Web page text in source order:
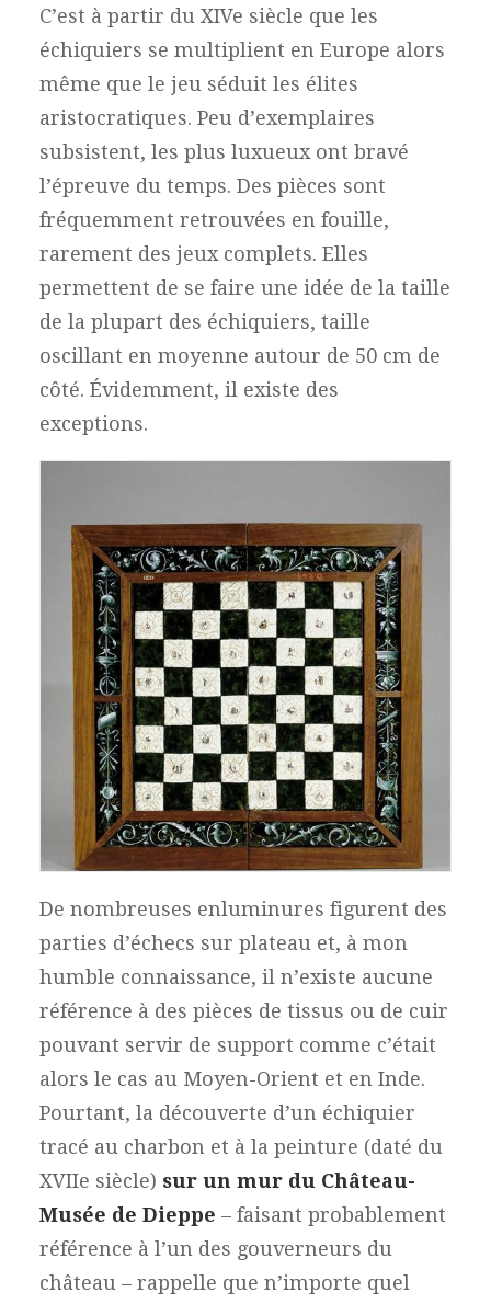
C’est à partir du XIVe siècle que les
échiquiers se multiplient en Europe alors
même que le jeu séduit les élites
aristocratiques. Peu d’exemplaires
subsistent, les plus luxueux ont bravé
l’épreuve du temps. Des pièces sont
fréquemment retrouvées en fouille,
rarement des jeux complets. Elles
permettent de se faire une idée de la taille
de la plupart des échiquiers, taille
oscillant en moyenne autour de 50 cm de
côté. Évidemment, il existe des
exceptions.
Échiquier nasride, XIVe – XVe siècle Musée de
l’Alhambra, Grenade © Ministerio de Cultura
De nombreuses enluminures figurent des
parties d’échecs sur plateau et, à mon
humble connaissance, il n’existe aucune
référence à des pièces de tissus ou de cuir
pouvant servir de support comme c’était
alors le cas au Moyen-Orient et en Inde.
Pourtant, la découverte d’un échiquier
tracé au charbon et à la peinture (daté du
XVIIe siècle) sur un mur du Château-
Musée de Dieppe – faisant probablement
référence à l’un des gouverneurs du
château – rappelle que n’importe quel